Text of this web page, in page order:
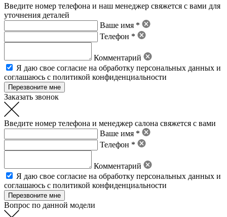
Введите номер телефона и наш менеджер свяжется с вами для
уточнения деталей
Ваше имя *
Телефон *
Комментарий
Я даю свое согласие на обработку персональных данных и
соглашаюсь с политикой конфиденциальности
Заказать звонок
Введите номер телефона и менеджер салона свяжется с вами
Ваше имя *
Телефон *
Комментарий
Я даю свое согласие на обработку персональных данных и
соглашаюсь с политикой конфиденциальности
Вопрос по данной модели